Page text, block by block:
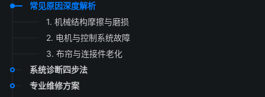
常见原因深度解析
1. 机械结构摩擦与磨损
2. 电机与控制系统故障
3. 布帘与连接件老化
系统诊断四步法
专业维修方案